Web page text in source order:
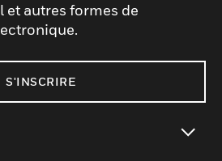
autres formes de
S'INSCRIRE